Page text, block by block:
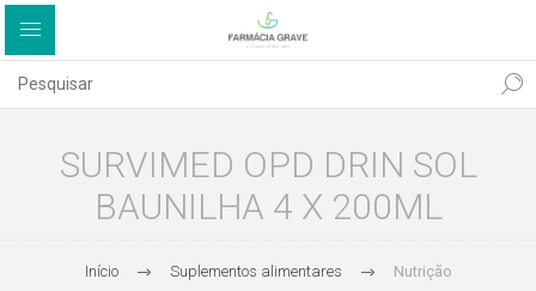
SURVIMED OPD DRIN SOL
BAUNILHA 4 X 200ML
Início Suplementos alimentares Nutrição